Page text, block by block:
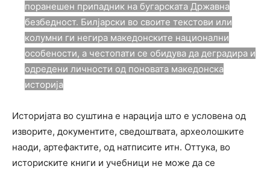
поранешен припадник на бугарската Државна
безбедност. Билјарски во своите текстови или
колумни ги негира македонските национални
особености, а честопати се обидува да деградира и
одредени личности од поновата македонска
историја
Историјата во суштина е нарација што е условена од
изворите, документите, сведоштвата, археолошките
наоди, артефактите, од натписите итн. Оттука, во
историските книги и учебници не може да се